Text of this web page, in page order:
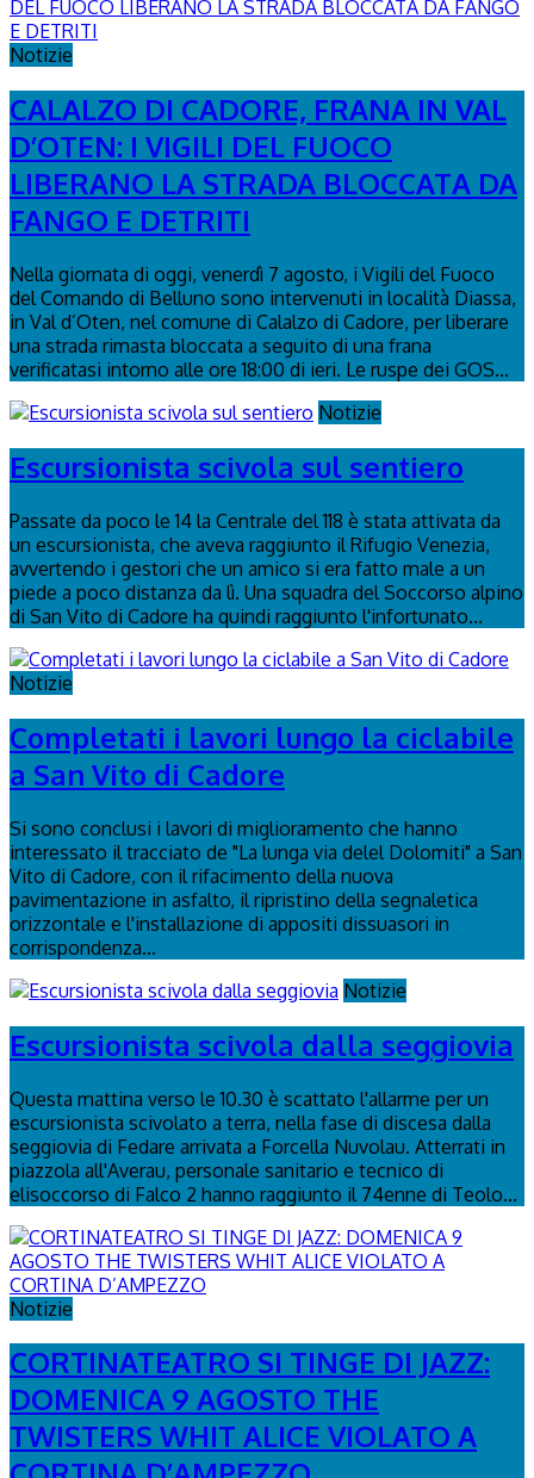
Notizie
CALALZO DI CADORE, FRANA IN VAL
D’OTEN: I VIGILI DEL FUOCO
LIBERANO LA STRADA BLOCCATA DA
FANGO E DETRITI
Nella giornata di oggi, venerdì 7 agosto, i Vigili del Fuoco
del Comando di Belluno sono intervenuti in località Diassa,
in Val d’Oten, nel comune di Calalzo di Cadore, per liberare
una strada rimasta bloccata a seguito di una frana
verificatasi intorno alle ore 18:00 di ieri. Le ruspe dei GOS...
Notizie
Escursionista scivola sul sentiero
Passate da poco le 14 la Centrale del 118 è stata attivata da
un escursionista, che aveva raggiunto il Rifugio Venezia,
avvertendo i gestori che un amico si era fatto male a un
piede a poco distanza da lì. Una squadra del Soccorso alpino
di San Vito di Cadore ha quindi raggiunto l'infortunato...
Notizie
Completati i lavori lungo la ciclabile
a San Vito di Cadore
Si sono conclusi i lavori di miglioramento che hanno
interessato il tracciato de "La lunga via delel Dolomiti" a San
Vito di Cadore, con il rifacimento della nuova
pavimentazione in asfalto, il ripristino della segnaletica
orizzontale e l'installazione di appositi dissuasori in
corrispondenza...
Notizie
Escursionista scivola dalla seggiovia
Questa mattina verso le 10.30 è scattato l'allarme per un
escursionista scivolato a terra, nella fase di discesa dalla
seggiovia di Fedare arrivata a Forcella Nuvolau. Atterrati in
piazzola all'Averau, personale sanitario e tecnico di
elisoccorso di Falco 2 hanno raggiunto il 74enne di Teolo...
Notizie
CORTINATEATRO SI TINGE DI JAZZ:
DOMENICA 9 AGOSTO THE
TWISTERS WHIT ALICE VIOLATO A